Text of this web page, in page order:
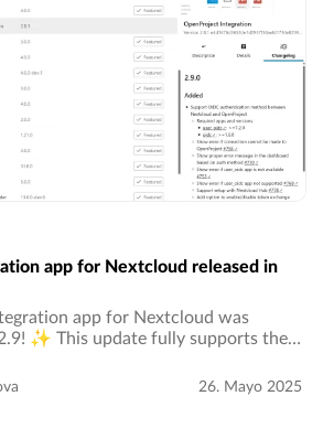
app for Nextcloud released in
app for Nextcloud was
✨ This update fully supports the
26. Mayo 2025